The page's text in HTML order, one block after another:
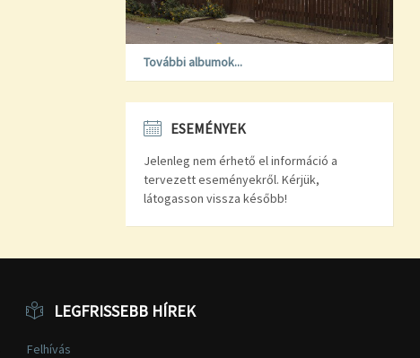
További albumok...
ESEMÉNYEK
Jelenleg nem érhető el információ a
tervezett eseményekről. Kérjük,
látogasson vissza később!
LEGFRISSEBB HÍREK
Felhívás